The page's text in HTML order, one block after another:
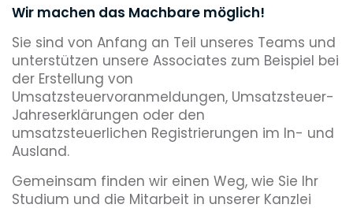
Wir machen das Machbare möglich!
Sie sind von Anfang an Teil unseres Teams und
unterstützen unsere Associates zum Beispiel bei
der Erstellung von
Umsatzsteuervoranmeldungen, Umsatzsteuer-
Jahreserklärungen oder den
umsatzsteuerlichen Registrierungen im In- und
Ausland.
Gemeinsam finden wir einen Weg, wie Sie Ihr
Studium und die Mitarbeit in unserer Kanzlei